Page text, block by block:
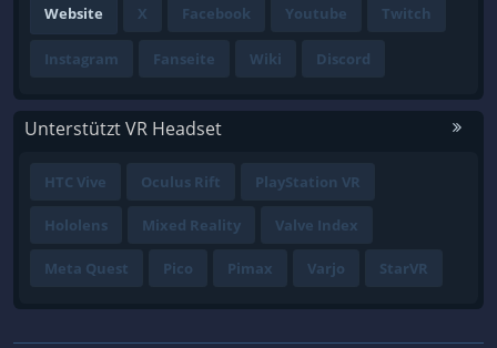
Website X Facebook Youtube Twitch
Instagram Fanseite Wiki Discord
Unterstützt VR Headset
HTC Vive Oculus Rift PlayStation VR
Hololens Mixed Reality Valve Index
Meta Quest Pico Pimax Varjo StarVR